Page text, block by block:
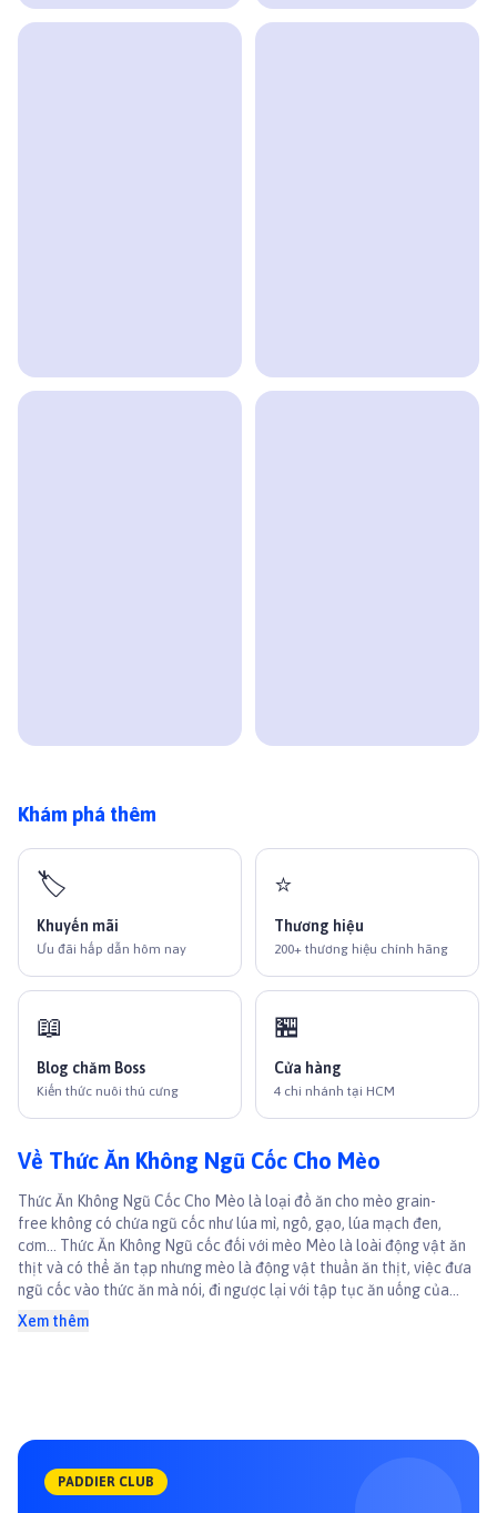
Khám phá thêm
🏷️
Khuyến mãi
Ưu đãi hấp dẫn hôm nay
⭐
Thương hiệu
200+ thương hiệu chính hãng
📖
Blog chăm Boss
Kiến thức nuôi thú cưng
🏪
Cửa hàng
4 chi nhánh tại HCM
Về Thức Ăn Không Ngũ Cốc Cho Mèo
Thức Ăn Không Ngũ Cốc Cho Mèo là loại đồ ăn cho mèo grain-
free không có chứa ngũ cốc như lúa mì, ngô, gạo, lúa mạch đen,
cơm... Thức Ăn Không Ngũ cốc đối với mèo Mèo là loài động vật ăn
thịt và có thể ăn tạp nhưng mèo là động vật thuần ăn thịt, việc đưa
ngũ cốc vào thức ăn mà nói, đi ngược lại với tập tục ăn uống của
chúng. Thực tế, chó mèo vẫn có thể hấp thụ một phần nhỏ từ ngũ
Xem thêm
PADDIER CLUB